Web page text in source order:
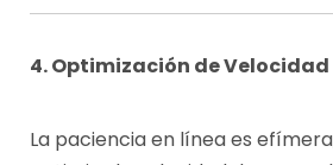
4. Optimización de
La paciencia en línea es